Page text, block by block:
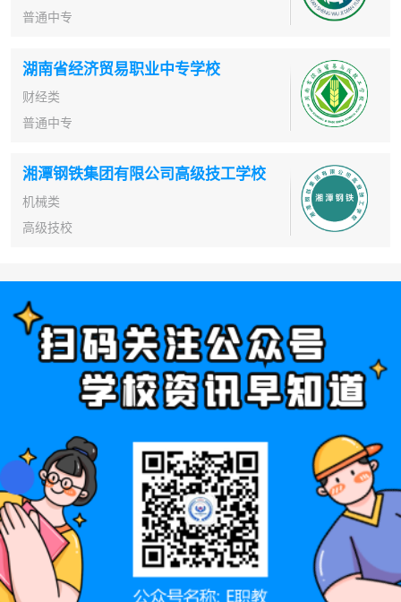
普通中专
湖南省经济贸易职业中专学校
财经类
普通中专
湘潭钢铁集团有限公司高级技工学校
机械类
高级技校